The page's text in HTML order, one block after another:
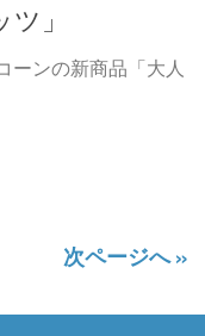
」
ーンの新商品「大人
次ページへ »